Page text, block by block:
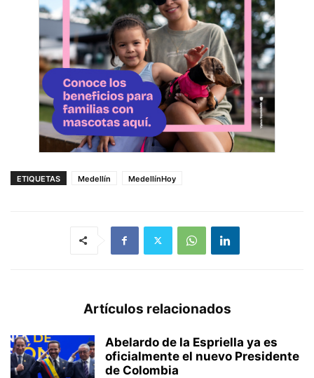
ETIQUETAS Medellín MedellínHoy
Artículos relacionados
Abelardo de la Espriella ya es
oficialmente el nuevo Presidente
de Colombia